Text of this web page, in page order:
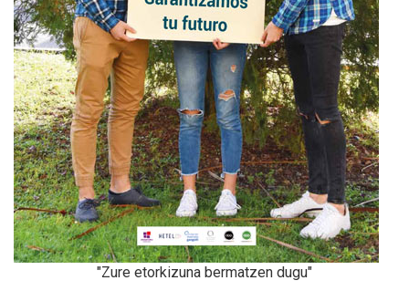
"Zure etorkizuna bermatzen dugu"